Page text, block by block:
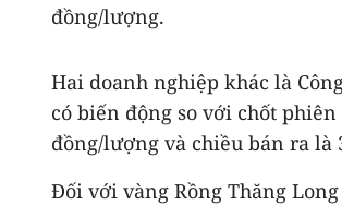
đồng/lượng.
Hai doanh nghiệp khác là
có biến động so với chốt
đồng/lượng và chiều bán ra là
Đối với vàng Rồng Thăng